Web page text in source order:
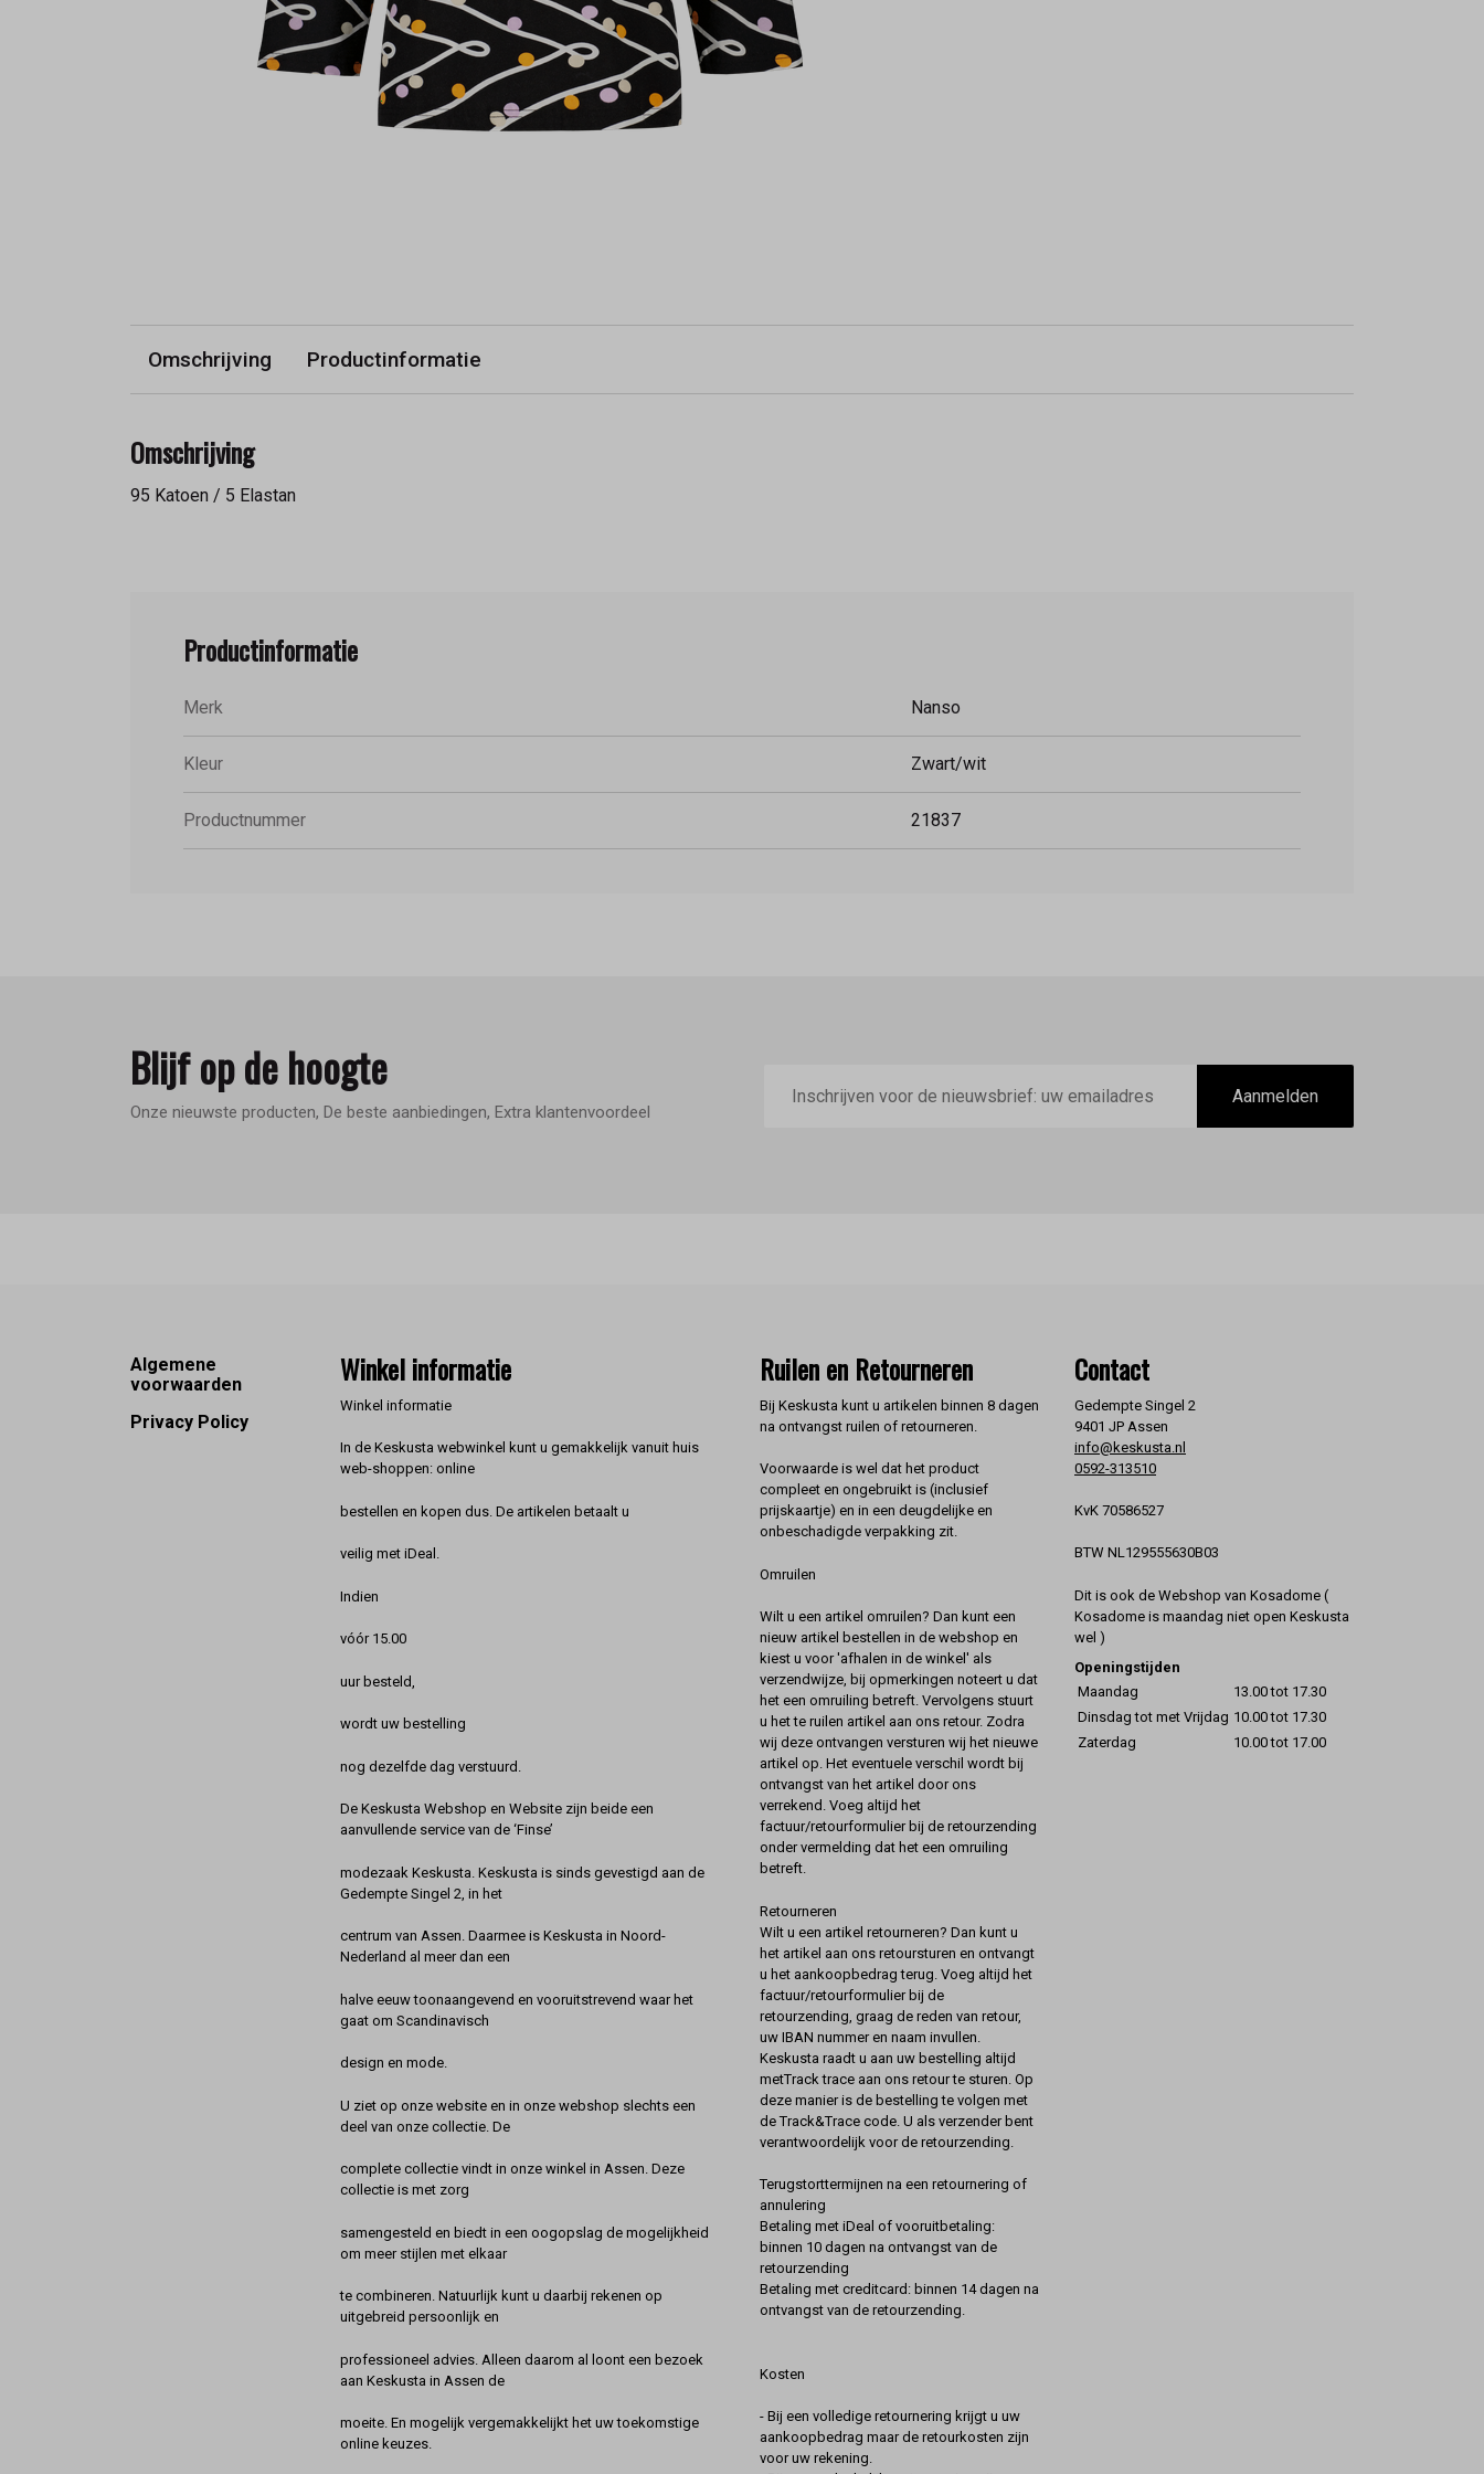
Omschrijving Productinformatie
Omschrijving
95 Katoen / 5 Elastan
Productinformatie
Merk Nanso
Kleur Zwart/wit
Productnummer 21837
Blijf op de hoogte
Onze nieuwste producten, De beste aanbiedingen, Extra klantenvoordeel
mailadres
Aanmelden
Footer
Algemene
voorwaarden
Privacy Policy
Winkel informatie
Winkel informatie
In de Keskusta webwinkel kunt u gemakkelijk vanuit huis
web-shoppen: online
bestellen en kopen dus. De artikelen betaalt u
veilig met iDeal.
Indien
vóór 15.00
uur besteld,
wordt uw bestelling
nog dezelfde dag verstuurd.
De Keskusta Webshop en Website zijn beide een
aanvullende service van de ‘Finse’
modezaak Keskusta. Keskusta is sinds gevestigd aan de
Gedempte Singel 2, in het
centrum van Assen. Daarmee is Keskusta in Noord-
Nederland al meer dan een
halve eeuw toonaangevend en vooruitstrevend waar het
gaat om Scandinavisch
design en mode.
U ziet op onze website en in onze webshop slechts een
deel van onze collectie. De
complete collectie vindt in onze winkel in Assen. Deze
collectie is met zorg
samengesteld en biedt in een oogopslag de mogelijkheid
om meer stijlen met elkaar
te combineren. Natuurlijk kunt u daarbij rekenen op
uitgebreid persoonlijk en
professioneel advies. Alleen daarom al loont een bezoek
aan Keskusta in Assen de
moeite. En mogelijk vergemakkelijkt het uw toekomstige
online keuzes.
Ruilen en Retourneren
Bij Keskusta kunt u artikelen binnen 8 dagen
na ontvangst ruilen of retourneren.
Voorwaarde is wel dat het product
compleet en ongebruikt is (inclusief
prijskaartje) en in een deugdelijke en
onbeschadigde verpakking zit.
Omruilen
Wilt u een artikel omruilen? Dan kunt een
nieuw artikel bestellen in de webshop en
kiest u voor 'afhalen in de winkel' als
verzendwijze, bij opmerkingen noteert u dat
het een omruiling betreft. Vervolgens stuurt
u het te ruilen artikel aan ons retour. Zodra
wij deze ontvangen versturen wij het nieuwe
artikel op. Het eventuele verschil wordt bij
ontvangst van het artikel door ons
verrekend. Voeg altijd het
factuur/retourformulier bij de retourzending
onder vermelding dat het een omruiling
betreft.
Retourneren
Wilt u een artikel retourneren? Dan kunt u
het artikel aan ons retoursturen en ontvangt
u het aankoopbedrag terug. Voeg altijd het
factuur/retourformulier bij de
retourzending, graag de reden van retour,
uw IBAN nummer en naam invullen.
Keskusta raadt u aan uw bestelling altijd
metTrack trace aan ons retour te sturen. Op
deze manier is de bestelling te volgen met
de Track&Trace code. U als verzender bent
verantwoordelijk voor de retourzending.
Terugstorttermijnen na een retournering of
annulering
Betaling met iDeal of vooruitbetaling:
binnen 10 dagen na ontvangst van de
retourzending
Betaling met creditcard: binnen 14 dagen na
ontvangst van de retourzending.
Kosten
- Bij een volledige retournering krijgt u uw
aankoopbedrag maar de retourkosten zijn
voor uw rekening.
Contact
Gedempte Singel 2
9401 JP Assen
info@keskusta.nl
0592-313510
KvK 70586527
BTW NL129555630B03
Dit is ook de Webshop van Kosadome (
Kosadome is maandag niet open Keskusta
wel )
Openingstijden
Maandag
13.00 tot 17.30
Dinsdag tot met Vrijdag 10.00 tot 17.30
Zaterdag
10.00 tot 17.00